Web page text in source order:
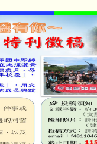
入校路